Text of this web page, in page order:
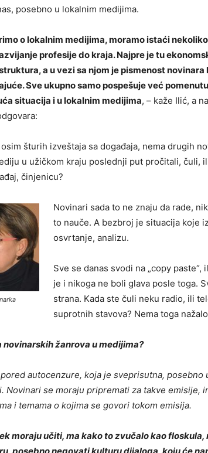
posebno u lokalnim medijima.
o lokalnim medijima, moramo istaći
profesije do kraja. Najpre je tu
a u vezi sa njom je pismenost novinara
Sve ukupno samo pospešuje već
situacija i u lokalnim medijima, – kaže Ilić, a
šturih izveštaja sa događaja, nema drugih
u užičkom kraju poslednji put pročitali, čuli,
činjenicu?
Novinari sada to ne znaju da rade,
to nauče. A bezbroj je situacija koje
osvrtanje, analizu.
Sve se danas svodi na „copy
je i nikoga ne boli glava posle toga.
strana. Kada ste čuli neku radio, ili
suprotnih stavova? Nema toga
novinarskih žanrova u medijima?
autocenzure, koja je sveprisutna, posebno
Novinari se moraju pripremati za takve emisije,
i temama o kojima se govori tokom emisija.
moraju učiti, ma kako to zvučalo kao